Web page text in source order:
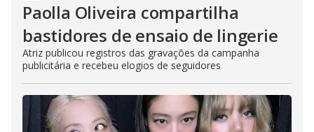
Paolla Oliveira compartilha
bastidores de ensaio de lingerie
Atriz publicou registros das gravações da campanha
publicitária e recebeu elogios de seguidores